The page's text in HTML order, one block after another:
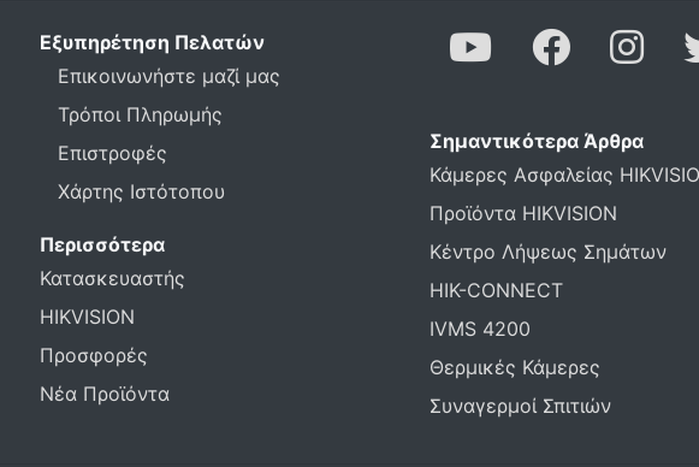
Εξυπηρέτηση Πελατών
Επικοινωνήστε μαζί μας
Τρόποι Πληρωμής
Επιστροφές
Χάρτης Ιστότοπου
Περισσότερα
Κατασκευαστής
HIKVISION
Προσφορές
Νέα Προϊόντα
Σημαντικότερα Άρθρα
Κάμερες Ασφαλείας
Προϊόντα HIKVISION
Κέντρο Λήψεως Σημάτων
HIK-CONNECT
IVMS 4200
Θερμικές Κάμερες
Συναγερμοί Σπιτιών